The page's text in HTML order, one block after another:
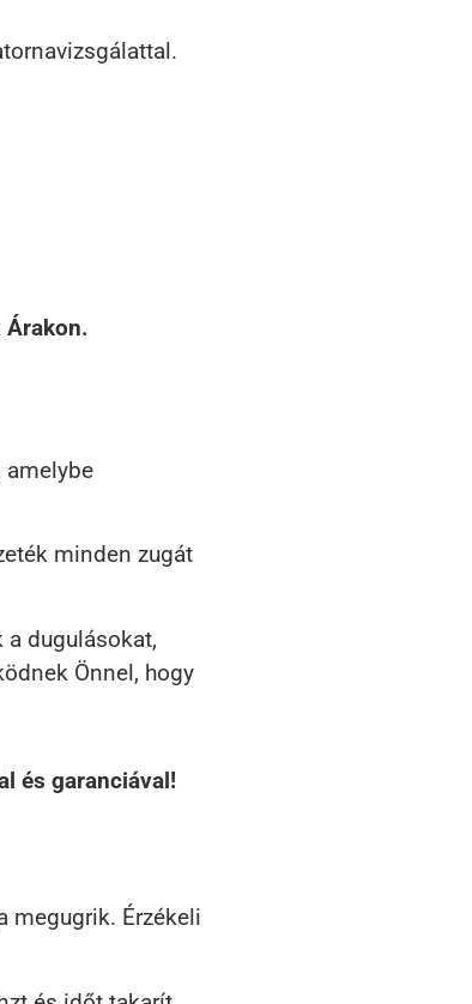
Árakon.
amelybe
minden zugát
dugulásokat,
Önnel, hogy
és garanciával!
megugrik. Érzékeli